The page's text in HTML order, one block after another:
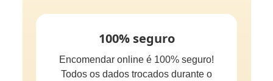
100% seguro
Encomendar online é 100% seguro!
Todos os dados trocados durante o